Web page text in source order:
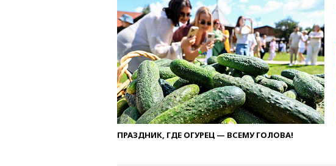
ПРАЗДНИК, ГДЕ ОГУРЕЦ — ВСЕМУ ГОЛОВА!